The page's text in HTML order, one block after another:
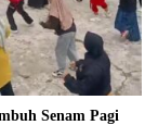
Senam Pagi